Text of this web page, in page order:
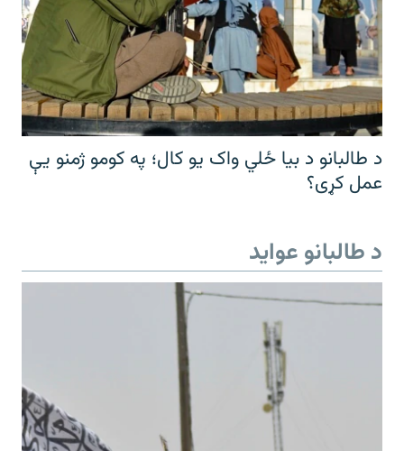
د طالبانو د بیا ځلي واک یو کال؛ په کومو ژمنو یې
عمل کړی؟
د طالبانو عواید